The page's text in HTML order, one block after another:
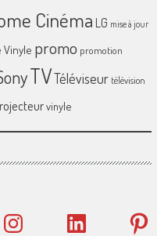
Cinéma LG mise à jour
Vinyle promo promotion
TVTéléviseur télévision
vinyle
Instagram LinkedIn